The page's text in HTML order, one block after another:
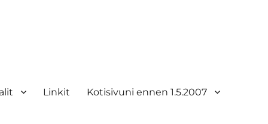
Linkit Kotisivuni ennen 1.5.2007